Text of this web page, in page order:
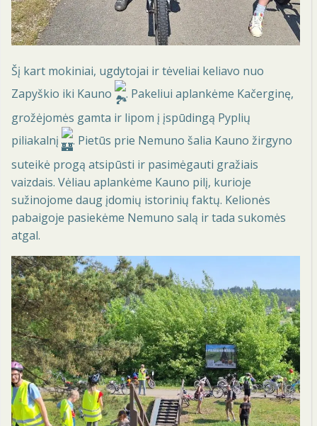
Šį kart mokiniai, ugdytojai ir tėveliai keliavo nuo
Zapyškio iki Kauno
. Pakeliui aplankėme Kačerginę,
grožėjomės gamta ir lipom į įspūdingą Pyplių
piliakalnį
. Pietūs prie Nemuno šalia Kauno žirgyno
suteikė progą atsipūsti ir pasimėgauti gražiais
vaizdais. Vėliau aplankėme Kauno pilį, kurioje
sužinojome daug įdomių istorinių faktų. Kelionės
pabaigoje pasiekėme Nemuno salą ir tada sukomės
atgal.